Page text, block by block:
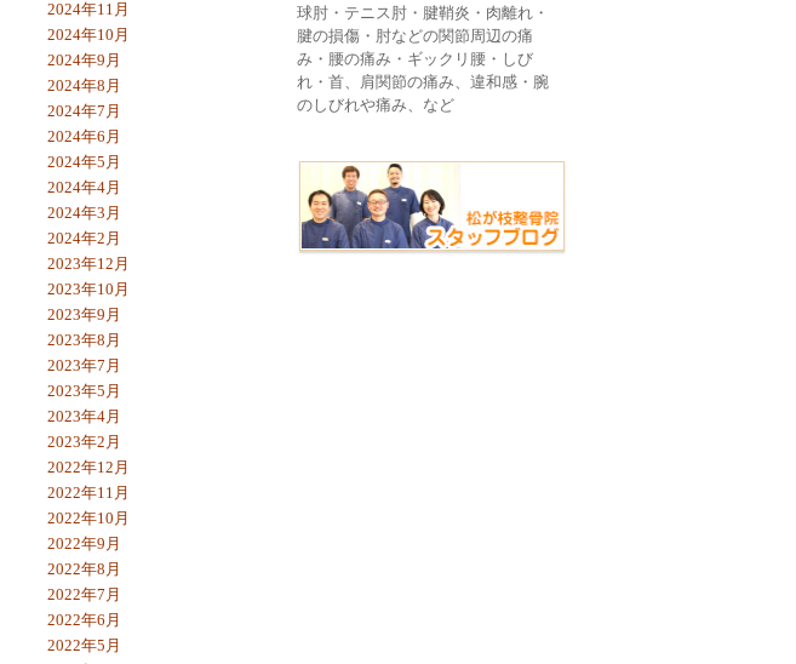
2024年11月
2024年10月
2024年9月
2024年8月
2024年7月
2024年6月
2024年5月
2024年4月
2024年3月
2024年2月
2023年12月
2023年10月
2023年9月
2023年8月
2023年7月
2023年5月
2023年4月
2023年2月
2022年12月
2022年11月
2022年10月
2022年9月
2022年8月
2022年7月
2022年6月
2022年5月
球肘・テニス肘・腱鞘炎・肉離れ・
腱の損傷・肘などの関節周辺の痛
み・腰の痛み・ギックリ腰・しび
れ・首、肩関節の痛み、違和感・腕
のしびれや痛み、など